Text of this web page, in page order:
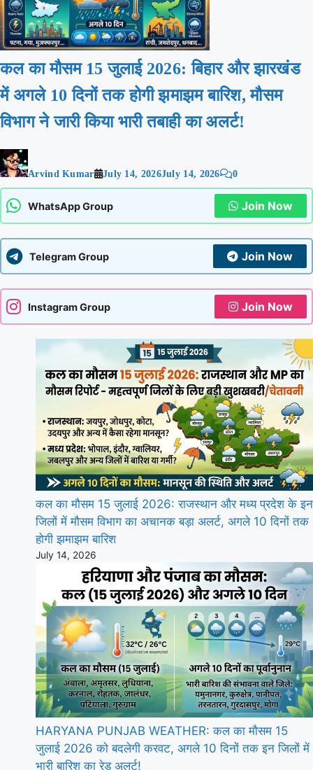
कल का मौसम 15 जुलाई 2026: बिहार और झारखंड
में अगले 10 दिनों तक होगी झमाझम बारिश, मौसम
विभाग ने जारी किया भारी तबाही का अलर्ट!
Arvind Kumar July 14, 2026July 14, 2026 0
WhatsApp Group Join Now
Telegram Group Join Now
Instagram Group Join Now
कल का मौसम 15 जुलाई 2026: राजस्थान और मध्य प्रदेश के इन
जिलों में मौसम विभाग का अचानक बड़ा अलर्ट, अगले 10 दिनों तक
होगी झमाझम बारिश
July 14, 2026
HARYANA PUNJAB WEATHER: कल का मौसम 15
जुलाई 2026 को बदलेगी करवट, अगले 10 दिनों तक इन जिलों में
भारी बारिश का रेड अलर्ट!